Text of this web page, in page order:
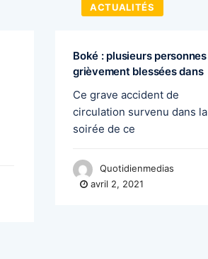
ACTUALITÉS
Boké : plusieurs personnes
grièvement blessées dans
Ce grave accident de
circulation survenu dans la
soirée de ce
Quotidienmedias
avril 2, 2021